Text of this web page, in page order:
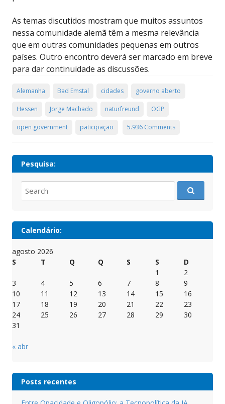
As temas discutidos mostram que muitos assuntos
nessa comunidade alemã têm a mesma relevância
que em outras comunidades pequenas em outros
países. Outro encontro deverá ser marcado em breve
para dar continuidade as discussões.
Alemanha Bad Emstal cidades governo aberto
Hessen Jorge Machado naturfreund OGP
open government paticipação 5.936 Comments
Pesquisa:
for:
Calendário:
agosto 2026
S
T Q Q S S
D
1
2
3
4 5 6 7 8
9
10
11 12 13 14 15
16
17
18 19 20 21 22
23
24
25 26 27 28 29
30
31
« abr
Posts recentes